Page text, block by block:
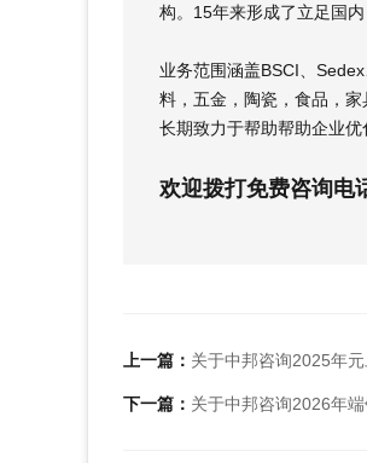
构。15年来形成了立足国
业务范围涵盖BSCI、
料，五金，陶瓷，食品，
长期致力于帮助帮助企业
欢迎拨打免费咨询电
上一篇： 关于中邦咨询2025年
下一篇： 关于中邦咨询2026年